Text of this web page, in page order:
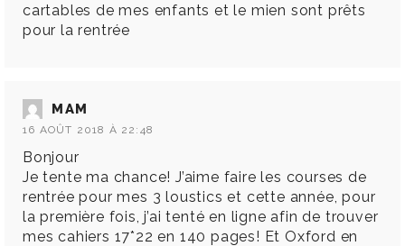
cartables de mes enfants et le mien sont prêts
pour la rentrée
MAM
16 AOÛT 2018 À 22:48
Bonjour
Je tente ma chance! J’aime faire les courses de
rentrée pour mes 3 loustics et cette année, pour
la première fois, j’ai tenté en ligne afin de trouver
mes cahiers 17*22 en 140 pages! Et Oxford en